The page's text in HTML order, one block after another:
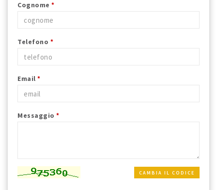
Cognome *
Telefono *
Email *
Messaggio *
CAMBIA IL CODICE